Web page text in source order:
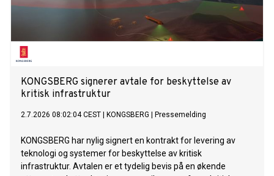
KONGSBERG signerer avtale for beskyttelse av
kritisk infrastruktur
2.7.2026 08:02:04 CEST KONGSBERG Pressemelding
KONGSBERG har nylig signert en kontrakt for levering av
teknologi og systemer for beskyttelse av kritisk
infrastruktur. Avtalen er et tydelig bevis på en økende